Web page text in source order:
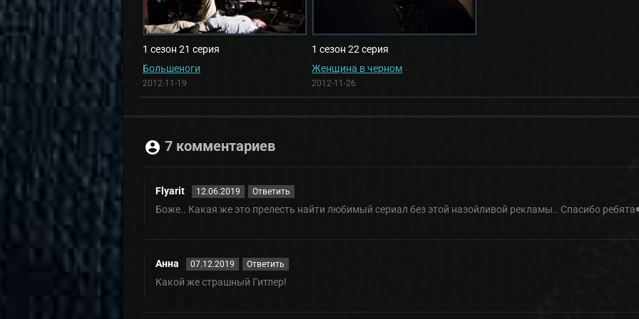
1 сезон 21 серия
Большеноги
2012-11-19
1 сезон 22 серия
Женщина в черном
2012-11-26
7 комментариев
Flyarit 12.06.2019 Ответить
Боже.. Какая же это прелесть найти любимый сериал без этой назойливой рекламы.. Спасибо
Анна 07.12.2019 Ответить
Какой же страшный Гитлер!